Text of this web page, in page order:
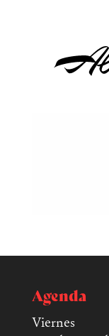
Agenda
Viernes